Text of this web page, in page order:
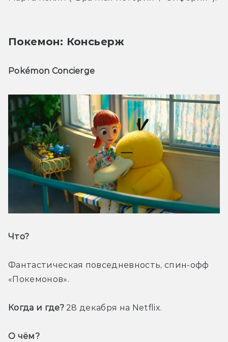
Покемон: Консьерж
Pokémon Concierge
Что?
Фантастическая повседневность, спин-офф
«Покемонов».
Когда и где? 28 декабря на Netflix.
О чём?